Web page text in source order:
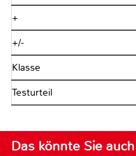
+
+/-
Klasse
Testurteil
Das könnte Sie